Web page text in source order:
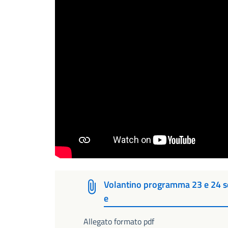
Volantino programma 23 e 24
e
Allegato formato pdf